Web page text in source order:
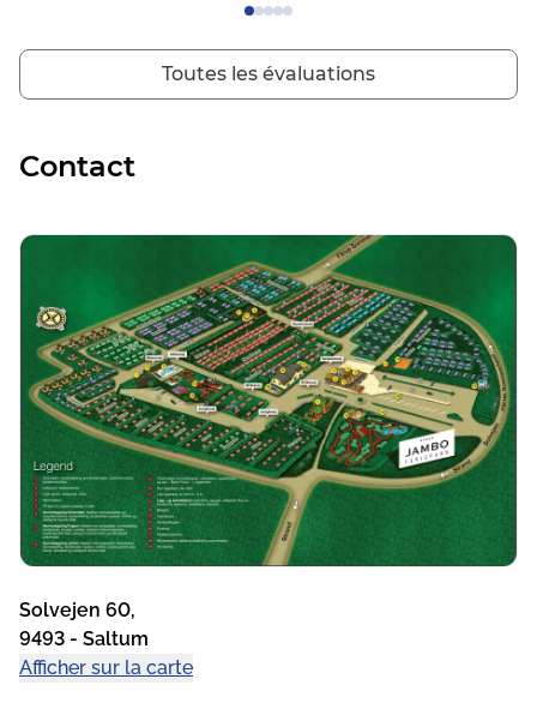
amusantes pour les enfants.
Toutes les évaluations
Contact
Solvejen 60,
9493 - Saltum
Afficher sur la carte